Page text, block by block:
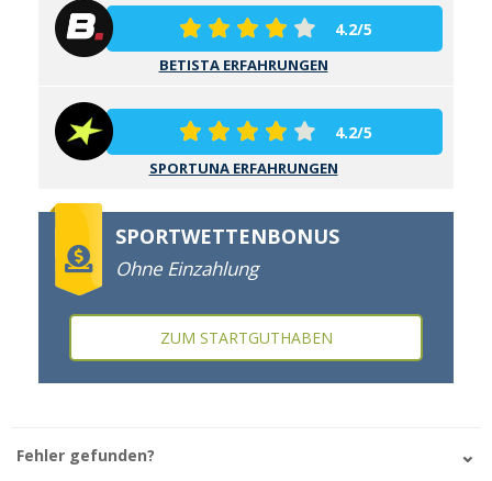
4.2/5
BETISTA ERFAHRUNGEN
4.2/5
SPORTUNA ERFAHRUNGEN
SPORTWETTENBONUS
Ohne Einzahlung
ZUM STARTGUTHABEN
Fehler gefunden?